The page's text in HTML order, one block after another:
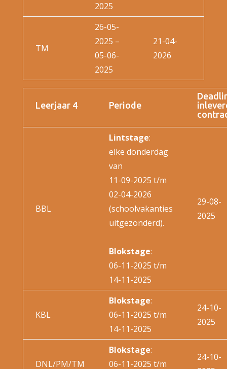
2025
TM
26-05-
2025 –
05-06-
2025
21-04-
2026
Leerjaar 4 Periode
BBL
Lintstage:
elke donderdag
van
11-09-2025 t/m
02-04-2026
(schoolvakanties
uitgezonderd).
Blokstage:
06-11-2025 t/m
14-11-2025
29-08-
2025
KBL
Blokstage:
06-11-2025 t/m
14-11-2025
24-10-
2025
DNL/PM/TM
Blokstage:
06-11-2025 t/m
24-10-